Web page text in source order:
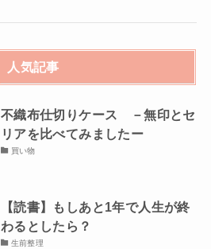
人気記事
不織布仕切りケース －無印とセ
リアを比べてみましたー
買い物
【読書】もしあと1年で人生が終
わるとしたら？
生前整理